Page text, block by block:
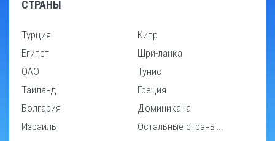
СТРАНЫ
Турция
Египет
ОАЭ
Таиланд
Болгария
Израиль
Кипр
Шри-ланка
Тунис
Греция
Доминикана
Остальные страны...